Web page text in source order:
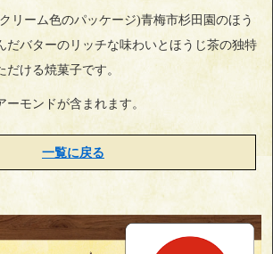
リーム色のパッケージ)青梅市杉田園のほう
だバターのリッチな味わいとほうじ茶の独特
ける焼菓子です。
モンドが含まれます。
一覧に戻る